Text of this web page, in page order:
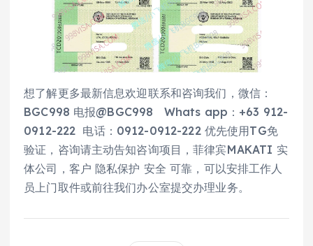
想了解更多最新信息欢迎联系和咨询我们，微信：
BGC998 电报@BGC998 Whats app：+63 912-
0912-222 电话：0912-0912-222 优先使用TG免
验证，咨询请主动告知咨询项目，菲律宾MAKATI 实
体公司，客户 隐私保护 安全 可靠，可以安排工作人
员上门取件或前往我们办公室提交办理业务。